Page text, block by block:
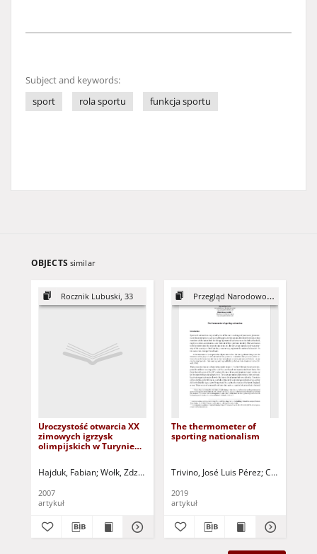
Subject and keywords:
sport
rola sportu funkcja sportu
OBJECTS similar
Rocznik Lubuski, 33
Uroczystość otwarcia XX
zimowych igrzysk
olimpijskich w Turynie
wielodziedzinowe =
olympic games in Turin -
the modern
Hajduk, Fabian Wołk, Zdzisław - red.
2007
artykuł
Przegląd Narodowościowy, 9
The thermometer of
sporting nationalism
Trivino, José Luis Pérez Candalija,
2019
artykuł